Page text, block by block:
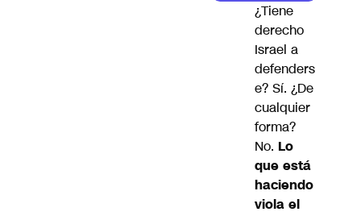
¿Tiene
derecho
Israel a
defenders
e? Sí. ¿De
cualquier
forma?
No. Lo
que está
haciendo
viola el